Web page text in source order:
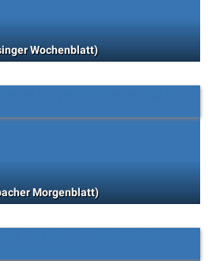
Wochenblatt)
Morgenblatt)